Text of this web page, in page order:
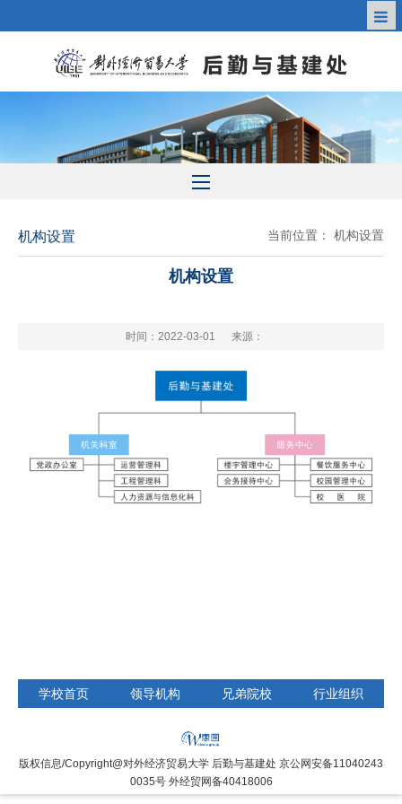
机构设置 当前位置： 机构设置
机构设置
时间：2022-03-01 来源：
学校首页 领导机构 兄弟院校 行业组织
版权信息/Copyright@对外经济贸易大学 后勤与基建处 京公网安备11040243
0035号 外经贸网备40418006